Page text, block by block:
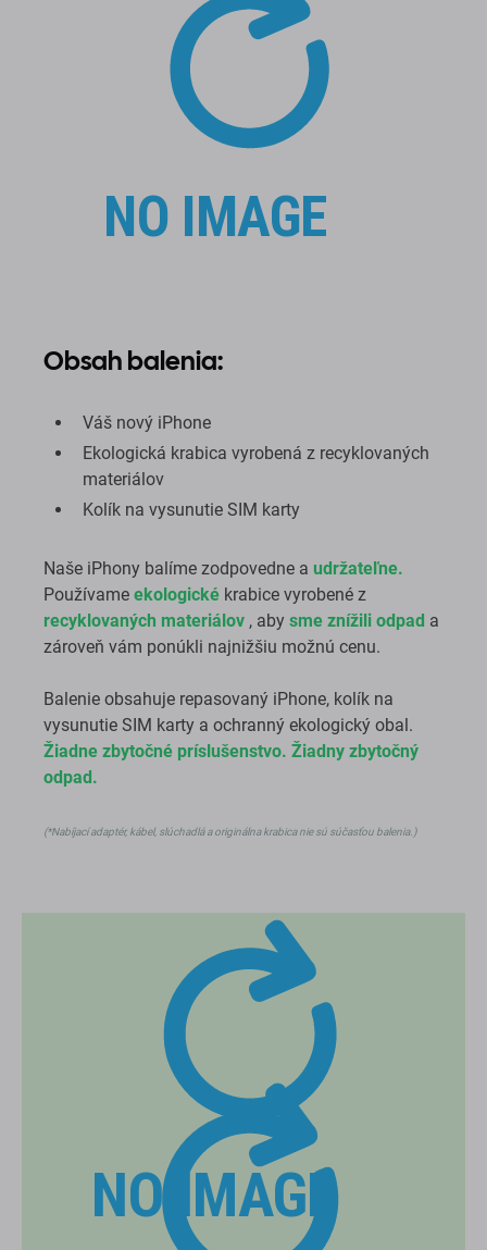
Obsah balenia:
Ekologická krabica vyrobená z recyklovaných
materiálov
Používameekologickékrabice vyrobené z
recyklovaných materiálov, abysme znížili odpad
zároveň vám ponúkli najnižšiu možnú cenu.
vysunutie SIM karty a ochranný ekologický obal.
Žiadne zbytočné príslušenstvo. Žiadny zbytočný
odpad.
PODPORUJEME PRÁVO NA
OPRAVU
Ročne sa vyprodukuje 53 miliónov ton elektronického odpadu
Elektronický odpad je najrýchlejšie rastúci odpad na svete